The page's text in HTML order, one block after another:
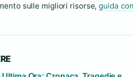
sulle migliori risorse,guida